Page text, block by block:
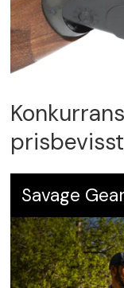
Savage